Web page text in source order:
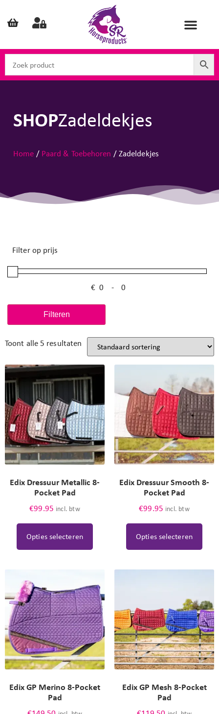
SHOPZadeldekjes
Home / Paard & Toebehoren / Zadeldekjes
Filter op prijs
€ Minimale prijs
-
Maximale prijs
Filteren
Toont alle 5 resultaten
Edix Dressuur Metallic 8-
Pocket Pad
€99.95 incl. btw
Opties selecteren
Edix Dressuur Smooth 8-
Pocket Pad
€99.95 incl. btw
Opties selecteren
Edix GP Merino 8-Pocket
Pad
Edix GP Mesh 8-Pocket
Pad